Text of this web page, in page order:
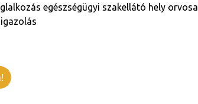
egészségügyi szakellátó hely orvosa